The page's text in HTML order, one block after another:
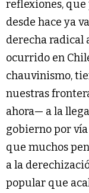
reflexiones, que
desde hace ya
derecha radical
ocurrido en
chauvinismo,
nuestras
ahora— a la
gobierno por
que muchos
a la
popular que